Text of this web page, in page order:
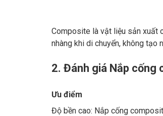
Composite là vật liệu sản xuất
nhàng khi di chuyển, không tạo
2. Đánh giá Nắp cống
Ưu điểm
Độ bền cao: Nắp cống